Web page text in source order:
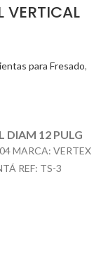
VERTICAL
para Fresado,
DIAM 12 PULG
MARCA: VERTEX
REF: TS-3